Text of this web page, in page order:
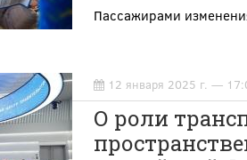
Пассажирами
12 января 2025 г. —
О роли